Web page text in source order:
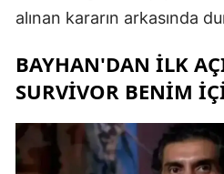
alınan kararın arkasında
BAYHAN'DAN İLK
SURVIVOR BENIM